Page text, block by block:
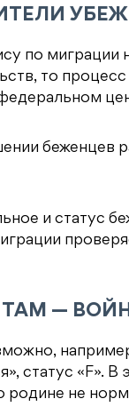
по миграции
то
беженцев
и статус
—
статус «F».
родине не